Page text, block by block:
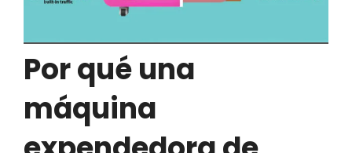
Por qué una
máquina